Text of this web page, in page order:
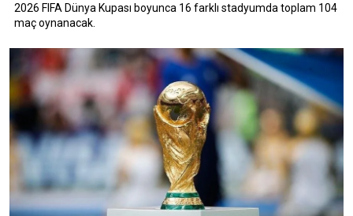
2026 FIFA Dünya Kupası boyunca 16 farklı stadyumda toplam 104
maç oynanacak.